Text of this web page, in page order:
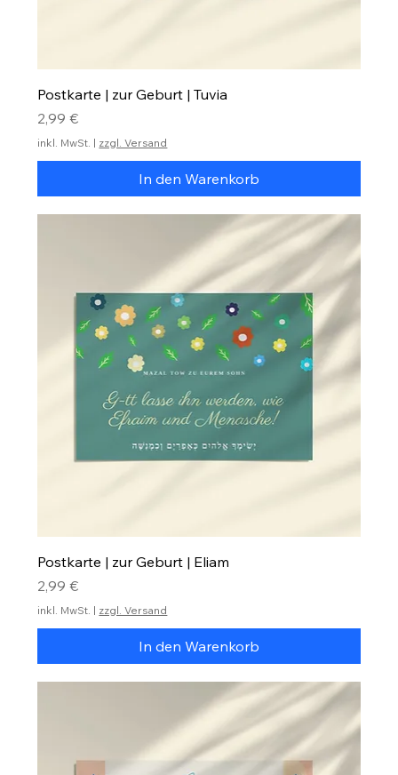
Postkarte | zur Geburt | Tuvia
Preis
2,99 €
inkl. MwSt. | zzgl. Versand
In den Warenkorb
Postkarte | zur Geburt | Eliam
Preis
2,99 €
inkl. MwSt. | zzgl. Versand
In den Warenkorb